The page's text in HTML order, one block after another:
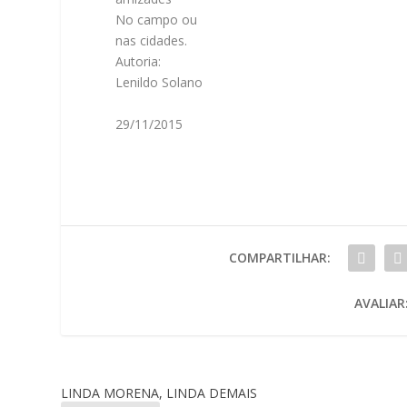
No campo ou
nas cidades.
Autoria:
Lenildo Solano
29/11/2015
COMPARTILHAR:
LINDA MORENA, LINDA DEMAIS